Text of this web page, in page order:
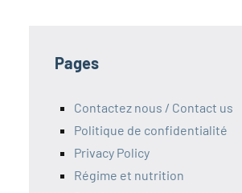
Pages
Contactez nous / Contact us
Politique de confidentialité
Privacy Policy
Régime et nutrition